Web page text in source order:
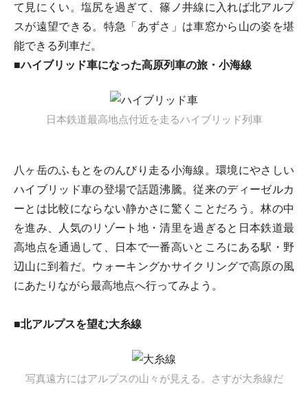
て見にくい。塩尻を過ぎて、篠ノ井線に入れば北アルプ
スが遠望できる。特急「あずさ」は車窓から山の姿を堪
能できる列車だ。
■ハイブリッド車になった高原列車の旅・小海線
日本鉄道最高地点付近を走るハイブリッド列車
八ヶ岳のふもとをのんびり走る小海線。環境にやさしい
ハイブリッド車の登場で話題沸騰。従来のディーゼルカ
ーとは比較にならない静かさに驚くことだろう。林の中
を進み、人気のリゾート地・清里を過ぎると日本鉄道最
高地点を通過して、日本で一番高いところにある駅・野
辺山に到着だ。ウォーキングかサイクリングで高原の風
にあたりながら最高地点へ行ってみよう。
■北アルプスを望む大糸線
写真遠方にはアルプスの山々が見える。さすが大糸線だ